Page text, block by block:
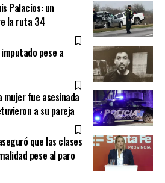
Palacios: un
la ruta 34
pese a
mujer fue asesinada
a su pareja
que las clases
pese al paro